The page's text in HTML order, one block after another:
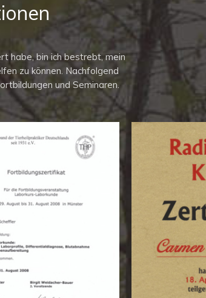
habe, bin ich bestrebt, mein
zu können. Nachfolgend
und Seminaren.